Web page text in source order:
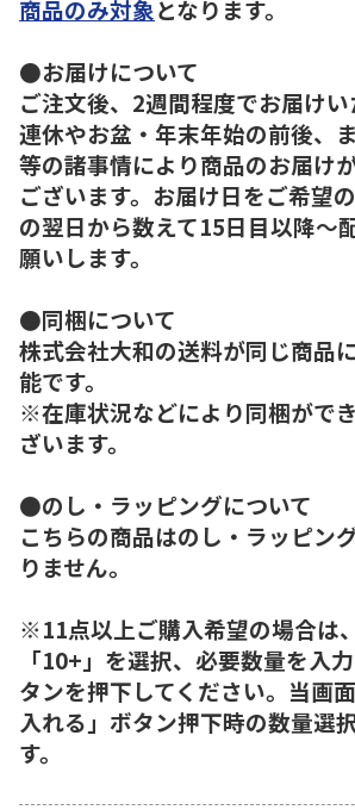
商品のみ対象となります。
●お届けについて
ご注文後、2週間程度でお届け
連休やお盆・年末年始の前後、
等の諸事情により商品のお届け
ございます。お届け日をご希望
の翌日から数えて15日目以降～
願いします。
●同梱について
株式会社大和の送料が同じ商品
能です。
※在庫状況などにより同梱がで
ざいます。
●のし・ラッピングについて
こちらの商品はのし・ラッピン
りません。
※11点以上ご購入希望の場合は
「10+」を選択、必要数量を入
タンを押下してください。当画
入れる」ボタン押下時の数量選
す。